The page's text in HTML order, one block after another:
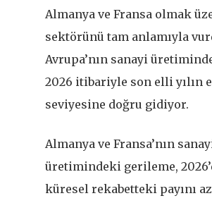
Almanya ve Fransa olmak
sektörünü tam anlamıyla
Avrupa’nın sanayi
2026 itibariyle son elli yılın
seviyesine doğru gidiyor.
Almanya ve Fransa’nın
üretimindeki gerileme,
küresel rekabetteki payını